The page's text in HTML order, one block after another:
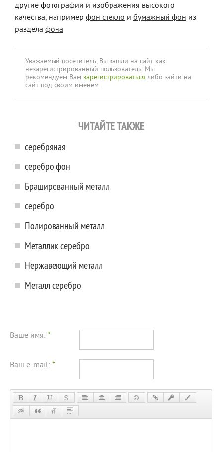
другие фотографии и изображения высокого
качества, например фон стекло и бумажный фон из
раздела фона
Уважаемый посетитель, Вы зашли на сайт как
незарегистрированный пользователь. Мы
рекомендуем Вам зарегистрироваться либо зайти на
сайт под своим именем.
ЧИТАЙТЕ ТАКЖЕ
серебряная
серебро фон
Брашированный металл
серебро
Полированный металл
Металлик серебро
Нержавеющий металл
Металл серебро
Ваше имя: *
Ваш e-mail: *